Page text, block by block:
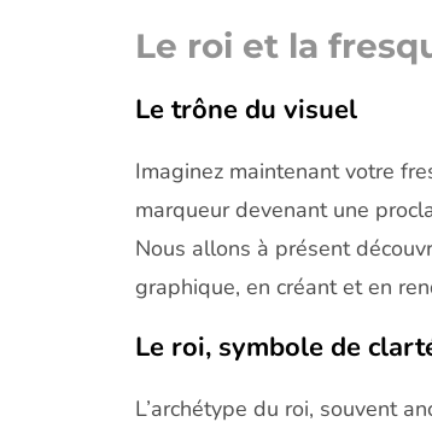
Le roi et la
Le trône du visuel
Imaginez maintenant votre
marqueur devenant une
Nous allons à présent
graphique, en créant et en
Le roi, symbole de
L’archétype du roi, souvent